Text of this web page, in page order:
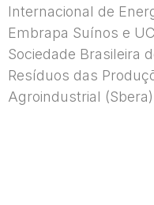
Internacional de
Embrapa Suínos e
Sociedade Brasileira
Resíduos das
Agroindustrial